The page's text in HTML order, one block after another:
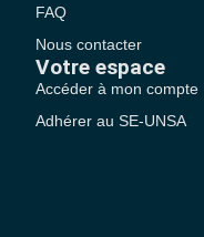
FAQ
Nous contacter
Votre espace
Accéder à mon compte
Adhérer au SE-UNSA